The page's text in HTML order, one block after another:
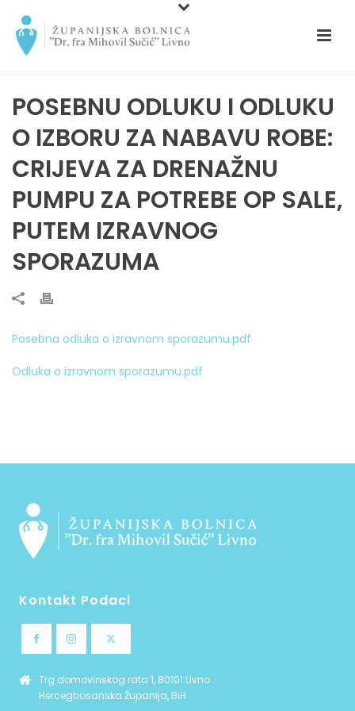
POSEBNU ODLUKU I ODLUKU
O IZBORU ZA NABAVU ROBE:
CRIJEVA ZA DRENAŽNU
PUMPU ZA POTREBE OP SALE,
PUTEM IZRAVNOG
SPORAZUMA
Posebna odluka o izravnom sporazumu.pdf
Odluka o izravnom sporazumu.pdf
Kontakt Podaci
Trg domovinskog rata 1, 80101 Livno
Hercegbosanska Županija, BiH